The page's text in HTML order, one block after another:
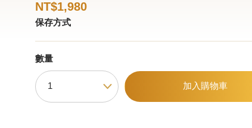
NT$1,980
保存方式
數量
加入購物車